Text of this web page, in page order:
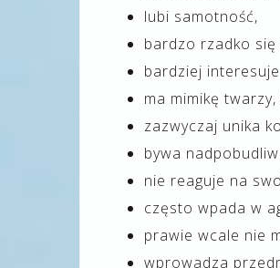
lubi samotność,
bardzo rzadko się
bardziej
ma mimikę
zazwyczaj unika
bywa
nie reaguje na
często wpada w
prawie wcale nie
wprowadza